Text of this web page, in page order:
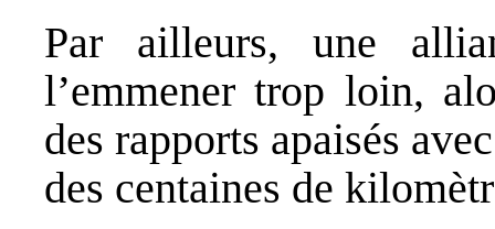
Par ailleurs, une
l’emmener trop loin,
des rapports apaisés
des centaines de